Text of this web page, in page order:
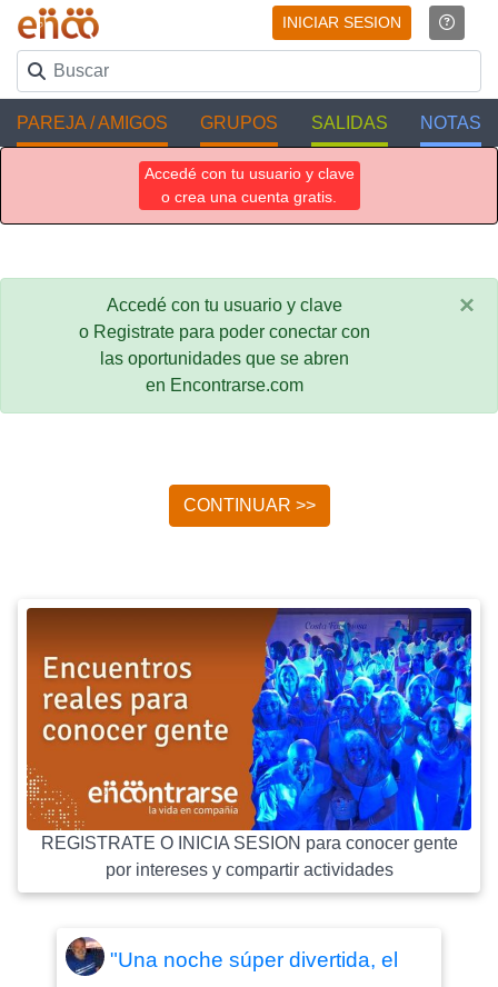
INICIAR SESION
PAREJA / AMIGOS GRUPOS SALIDAS NOTAS
Accedé con tu usuario y clave
o crea una cuenta gratis.
Accedé con tu usuario y clave
o Registrate para poder conectar con
las oportunidades que se abren
en Encontrarse.com
×
CONTINUAR >>
REGISTRATE O INICIA SESION para conocer gente
por intereses y compartir actividades
"Una noche súper divertida, el